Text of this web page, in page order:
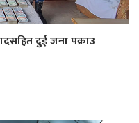
दुई जना पक्राउ